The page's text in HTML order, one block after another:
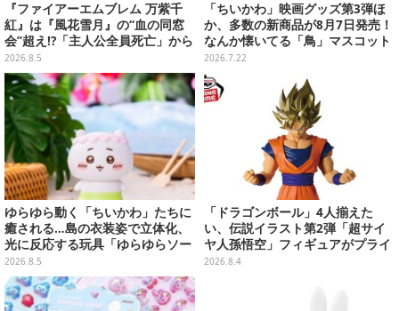
『ファイアーエムブレム 万紫千
紅』は『風花雪月』の“血の同窓
会”超え!?「主人公全員死亡」から
始まる物語は、様々なシリーズ作
を想起させる
2026.8.5
「ちいかわ」映画グッズ第3弾ほ
か、多数の新商品が8月7日発売！
なんか懐いてる「鳥」マスコット
や場面写アイテムなど必見のライ
ンナップ
2026.7.22
ゆらゆら動く「ちいかわ」たちに
癒される…島の衣装姿で立体化、
光に反応する玩具「ゆらゆらソー
ラー」全8種が全国アミューズメ
ント施設にて展開
2026.8.5
「ドラゴンボール」4人揃えた
い、伝説イラスト第2弾「超サイ
ヤ人孫悟空」フィギュアがプライ
ズ展開！ビッグサイズの「筋斗
2026.8.4